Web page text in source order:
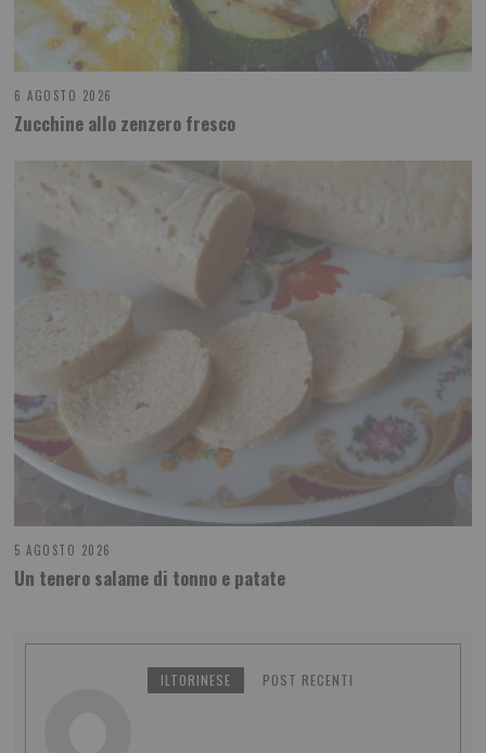
6 AGOSTO 2026
Zucchine allo zenzero fresco
5 AGOSTO 2026
Un tenero salame di tonno e patate
ILTORINESE POST RECENTI